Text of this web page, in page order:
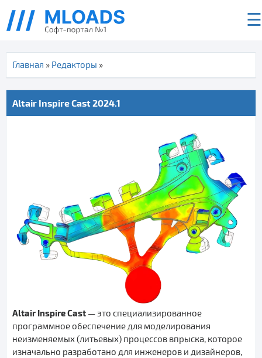
☰
Главная » Редакторы »
Altair Inspire Cast 2024.1
Altair Inspire Cast — это специализированное
программное обеспечение для моделирования
неизменяемых (литьевых) процессов впрыска, которое
изначально разработано для инженеров и дизайнеров,